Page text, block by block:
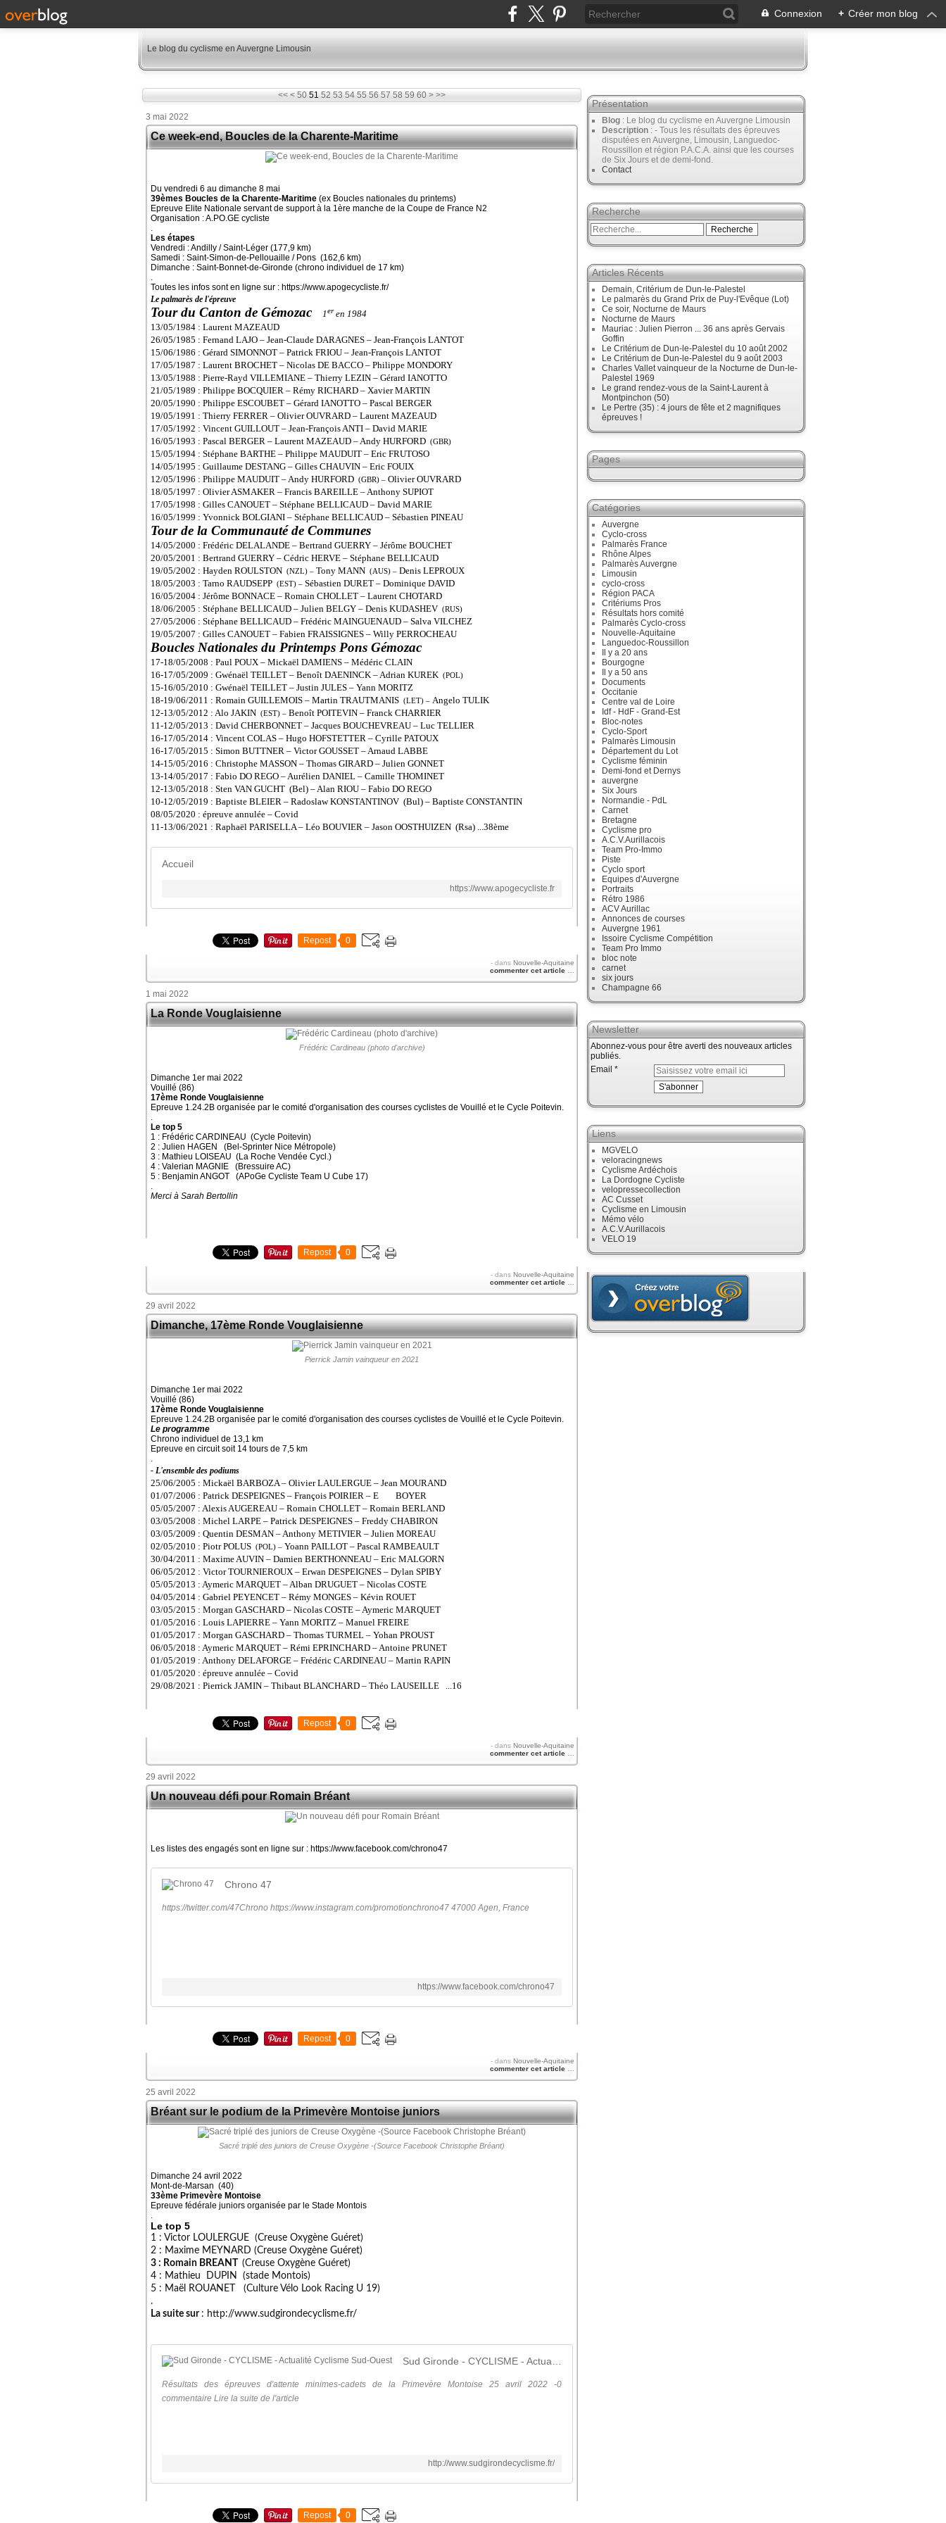
Connexion + Créer mon blog
Le blog du cyclisme en Auvergne Limousin
<< < 10
20
30
40
50 51 52 53 54 55 56 57 58 59 60 70
80
> >>
3 mai 2022
Ce week-end, Boucles de la Charente-Maritime
Du vendredi 6 au dimanche 8 mai
39èmes Boucles de la Charente-Maritime (ex Boucles nationales du printems)
Epreuve Elite Nationale servant de support à la 1ère manche de la Coupe de France N2
Organisation : A.PO.GE cycliste
.
Les étapes
Vendredi : Andilly / Saint-Léger (177,9 km)
Samedi : Saint-Simon-de-Pellouaille / Pons (162,6 km)
Dimanche : Saint-Bonnet-de-Gironde (chrono individuel de 17 km)
.
Toutes les infos sont en ligne sur : https://www.apogecycliste.fr/
Le palmarès de l'épreuve
Tour du Canton de Gémozac 1eren 1984
13/05/1984 : Laurent MAZEAUD
26/05/1985 : Fernand LAJO – Jean-Claude DARAGNES – Jean-François LANTOT
15/06/1986 : Gérard SIMONNOT – Patrick FRIOU – Jean-François LANTOT
17/05/1987 : Laurent BROCHET – Nicolas DE BACCO – Philippe MONDORY
13/05/1988 : Pierre-Rayd VILLEMIANE – Thierry LEZIN – Gérard IANOTTO
21/05/1989 : Philippe BOCQUIER – Rémy RICHARD – Xavier MARTIN
20/05/1990 : Philippe ESCOUBET – Gérard IANOTTO – Pascal BERGER
19/05/1991 : Thierry FERRER – Olivier OUVRARD – Laurent MAZEAUD
17/05/1992 : Vincent GUILLOUT – Jean-François ANTI – David MARIE
16/05/1993 : Pascal BERGER – Laurent MAZEAUD – Andy HURFORD (GBR)
15/05/1994 : Stéphane BARTHE – Philippe MAUDUIT – Eric FRUTOSO
14/05/1995 : Guillaume DESTANG – Gilles CHAUVIN – Eric FOUIX
12/05/1996 : Philippe MAUDUIT – Andy HURFORD (GBR) – Olivier OUVRARD
18/05/1997 : Olivier ASMAKER – Francis BAREILLE – Anthony SUPIOT
17/05/1998 : Gilles CANOUET – Stéphane BELLICAUD – David MARIE
16/05/1999 : Yvonnick BOLGIANI – Stéphane BELLICAUD – Sébastien PINEAU
Tour de la Communauté de Communes
14/05/2000 : Frédéric DELALANDE – Bertrand GUERRY – Jérôme BOUCHET
20/05/2001 : Bertrand GUERRY – Cédric HERVE – Stéphane BELLICAUD
19/05/2002 : Hayden ROULSTON (NZL) – Tony MANN (AUS) – Denis LEPROUX
18/05/2003 : Tarno RAUDSEPP (EST) – Sébastien DURET – Dominique DAVID
16/05/2004 : Jérôme BONNACE – Romain CHOLLET – Laurent CHOTARD
18/06/2005 : Stéphane BELLICAUD – Julien BELGY – Denis KUDASHEV (RUS)
27/05/2006 : Stéphane BELLICAUD – Frédéric MAINGUENAUD – Salva VILCHEZ
19/05/2007 : Gilles CANOUET – Fabien FRAISSIGNES – Willy PERROCHEAU
Boucles Nationales du Printemps Pons Gémozac
17-18/05/2008 : Paul POUX – Mickaël DAMIENS – Médéric CLAIN
16-17/05/2009 : Gwénaël TEILLET – Benoît DAENINCK – Adrian KUREK (POL)
15-16/05/2010 : Gwénaël TEILLET – Justin JULES – Yann MORITZ
18-19/06/2011 : Romain GUILLEMOIS – Martin TRAUTMANIS (LET) – Angelo TULIK
12-13/05/2012 : Alo JAKIN (EST) – Benoît POITEVIN – Franck CHARRIER
11-12/05/2013 : David CHERBONNET – Jacques BOUCHEVREAU – Luc TELLIER
16-17/05/2014 : Vincent COLAS – Hugo HOFSTETTER – Cyrille PATOUX
16-17/05/2015 : Simon BUTTNER – Victor GOUSSET – Arnaud LABBE
14-15/05/2016 : Christophe MASSON – Thomas GIRARD – Julien GONNET
13-14/05/2017 : Fabio DO REGO – Aurélien DANIEL – Camille THOMINET
12-13/05/2018 : Sten VAN GUCHT (Bel) – Alan RIOU – Fabio DO REGO
10-12/05/2019 : Baptiste BLEIER – Radoslaw KONSTANTINOV (Bul) – Baptiste CONSTANTIN
08/05/2020 : épreuve annulée – Covid
11-13/06/2021 : Raphaël PARISELLA – Léo BOUVIER – Jason OOSTHUIZEN (Rsa) ...38ème
Accueil
https://www.apogecycliste.fr
Repost 0
- dans Nouvelle-Aquitaine
commenter cet article
1 mai 2022
La Ronde Vouglaisienne
Frédéric Cardineau (photo d'archive)
Dimanche 1er mai 2022
Vouillé (86)
17ème Ronde Vouglaisienne
Epreuve 1.24.2B organisée par le comité d'organisation des courses cyclistes de Vouillé et le Cycle Poitevin.
.
Le top 5
1 : Frédéric CARDINEAU (Cycle Poitevin)
2 : Julien HAGEN (Bel-Sprinter Nice Métropole)
3 : Mathieu LOISEAU (La Roche Vendée Cycl.)
4 : Valerian MAGNIE (Bressuire AC)
5 : Benjamin ANGOT (APoGe Cycliste Team U Cube 17)
.
Merci à Sarah Bertollin
Repost 0
- dans Nouvelle-Aquitaine
commenter cet article
29 avril 2022
Dimanche, 17ème Ronde Vouglaisienne
Pierrick Jamin vainqueur en 2021
Dimanche 1er mai 2022
Vouillé (86)
17ème Ronde Vouglaisienne
Epreuve 1.24.2B organisée par le comité d'organisation des courses cyclistes de Vouillé et le Cycle Poitevin.
Le programme
Chrono individuel de 13,1 km
Epreuve en circuit soit 14 tours de 7,5 km
.
- L'ensemble des podiums
25/06/2005 : Mickaël BARBOZA – Olivier LAULERGUE – Jean MOURAND
01/07/2006 : Patrick DESPEIGNES – François POIRIER – E BOYER
05/05/2007 : Alexis AUGEREAU – Romain CHOLLET – Romain BERLAND
03/05/2008 : Michel LARPE – Patrick DESPEIGNES – Freddy CHABIRON
03/05/2009 : Quentin DESMAN – Anthony METIVIER – Julien MOREAU
02/05/2010 : Piotr POLUS (POL) – Yoann PAILLOT – Pascal RAMBEAULT
30/04/2011 : Maxime AUVIN – Damien BERTHONNEAU – Eric MALGORN
06/05/2012 : Victor TOURNIEROUX – Erwan DESPEIGNES – Dylan SPIBY
05/05/2013 : Aymeric MARQUET – Alban DRUGUET – Nicolas COSTE
04/05/2014 : Gabriel PEYENCET – Rémy MONGES – Kévin ROUET
03/05/2015 : Morgan GASCHARD – Nicolas COSTE – Aymeric MARQUET
01/05/2016 : Louis LAPIERRE – Yann MORITZ – Manuel FREIRE
01/05/2017 : Morgan GASCHARD – Thomas TURMEL – Yohan PROUST
06/05/2018 : Aymeric MARQUET – Rémi EPRINCHARD – Antoine PRUNET
01/05/2019 : Anthony DELAFORGE – Frédéric CARDINEAU – Martin RAPIN
01/05/2020 : épreuve annulée – Covid
29/08/2021 : Pierrick JAMIN – Thibaut BLANCHARD – Théo LAUSEILLE ...16
Repost 0
- dans Nouvelle-Aquitaine
commenter cet article
29 avril 2022
Un nouveau défi pour Romain Bréant
Les listes des engagés sont en ligne sur : https://www.facebook.com/chrono47
Chrono 47
https://twitter.com/47Chrono https://www.instagram.com/promotionchrono47 47000 Agen, France
https://www.facebook.com/chrono47
Repost 0
- dans Nouvelle-Aquitaine
commenter cet article
25 avril 2022
Bréant sur le podium de la Primevère Montoise juniors
Sacré triplé des juniors de Creuse Oxygène -(Source Facebook Christophe Bréant)
Dimanche 24 avril 2022
Mont-de-Marsan (40)
33ème Primevère Montoise
Epreuve fédérale juniors organisée par le Stade Montois
.
Le top 5
1 : Victor LOULERGUE (Creuse Oxygène Guéret)
2 : Maxime MEYNARD (Creuse Oxygène Guéret)
3 : Romain BREANT (Creuse Oxygène Guéret)
4 : Mathieu DUPIN (stade Montois)
5 : Maël ROUANET (Culture Vélo Look Racing U 19)
.
La suite sur : http://www.sudgirondecyclisme.fr/
Résultats des épreuves d'attente minimes-cadets de la Primevère Montoise 25 avril 2022 -0
commentaire Lire la suite de l'article
http://www.sudgirondecyclisme.fr/
Repost 0
Présentation
Blog : Le blog du cyclisme en Auvergne Limousin
Description : - Tous les résultats des épreuves
disputées en Auvergne, Limousin, Languedoc-
Roussillon et région P.A.C.A. ainsi que les courses
de Six Jours et de demi-fond.
Contact
Recherche
Articles Récents
Demain, Critérium de Dun-le-Palestel
Le palmarès du Grand Prix de Puy-l'Evêque (Lot)
Ce soir, Nocturne de Maurs
Nocturne de Maurs
Mauriac : Julien Pierron ... 36 ans après Gervais
Goffin
Le Critérium de Dun-le-Palestel du 10 août 2002
Le Critérium de Dun-le-Palestel du 9 août 2003
Charles Vallet vainqueur de la Nocturne de Dun-le-
Palestel 1969
Le grand rendez-vous de la Saint-Laurent à
Montpinchon (50)
Le Pertre (35) : 4 jours de fête et 2 magnifiques
épreuves !
Pages
Catégories
Auvergne
Cyclo-cross
Palmarès France
Rhône Alpes
Palmarès Auvergne
Limousin
cyclo-cross
Région PACA
Critériums Pros
Résultats hors comité
Palmarès Cyclo-cross
Nouvelle-Aquitaine
Languedoc-Roussillon
Il y a 20 ans
Bourgogne
Il y a 50 ans
Documents
Occitanie
Centre val de Loire
Idf - HdF - Grand-Est
Bloc-notes
Cyclo-Sport
Palmarès Limousin
Département du Lot
Cyclisme féminin
Demi-fond et Dernys
auvergne
Six Jours
Normandie - PdL
Carnet
Bretagne
Cyclisme pro
A.C.V.Aurillacois
Team Pro-Immo
Piste
Cyclo sport
Equipes d'Auvergne
Portraits
Rétro 1986
ACV Aurillac
Annonces de courses
Auvergne 1961
Issoire Cyclisme Compétition
Team Pro Immo
bloc note
carnet
six jours
Champagne 66
Newsletter
Abonnez-vous pour être averti des nouveaux articles
publiés.
Email
Liens
MGVELO
veloracingnews
Cyclisme Ardéchois
La Dordogne Cycliste
velopressecollection
AC Cusset
Cyclisme en Limousin
Mémo vélo
A.C.V.Aurillacois
VELO 19